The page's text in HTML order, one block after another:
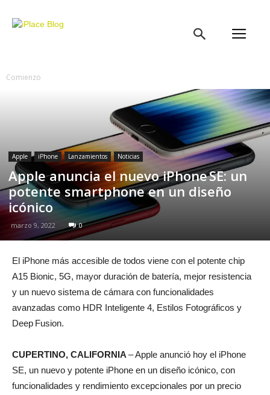
Comienzo
Apple iPhone Lanzamientos Noticias
Apple anuncia el nuevo iPhone SE: un
potente smartphone en un diseño
icónico
marzo 9, 2022 0
El iPhone más accesible de todos viene con el potente chip
A15 Bionic, 5G, mayor duración de batería, mejor resistencia
y un nuevo sistema de cámara con funcionalidades
avanzadas como HDR Inteligente 4, Estilos Fotográficos y
Deep Fusion.
CUPERTINO, CALIFORNIA – Apple anunció hoy el iPhone
SE, un nuevo y potente iPhone en un diseño icónico, con
funcionalidades y rendimiento excepcionales por un precio